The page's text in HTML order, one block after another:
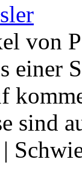
von
einer
sind
|